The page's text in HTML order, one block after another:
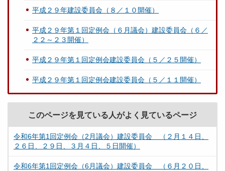
平成２９年建設委員会（８／１０開催）
平成２９年第１回定例会（６月議会）建設委員会（６／
２２～２３開催）
平成２９年第１回定例会建設委員会（５／２５開催）
平成２９年第１回定例会建設委員会（５／１１開催）
このページを見ている人がよく見ているページ
令和6年第1回定例会（2月議会）建設委員会 （２月１４日、
２６日、２９日、３月４日、５日開催）
令和6年第1回定例会（6月議会）建設委員会 （６月２０日、